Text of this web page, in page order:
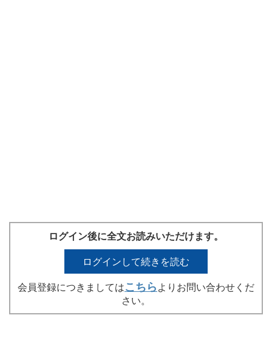
ログイン後に全文お読みいただけます。
ログインして続きを読む
会員登録につきましてはこちら よりお問い合わせくだ
さい。